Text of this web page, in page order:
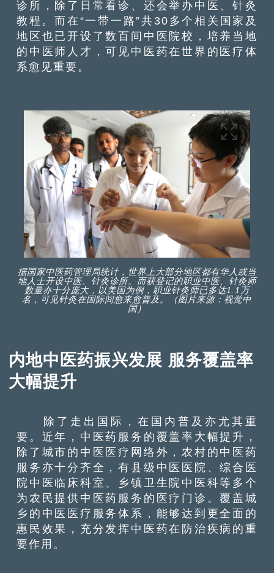
诊所，除了日常看诊、还会举办中医、针灸
教程。而在“一带一路”共30多个相关国家及
地区也已开设了数百间中医院校，培养当地
的中医师人才，可见中医药在世界的医疗体
系愈见重要。
据国家中医药管理局统计，世界上大部分地区都有华人或当
地人士开设中医、针灸诊所。而获登记的职业中医、针灸师
数量亦十分庞大，以美国为例，职业针灸师已多达1.1万
名，可见针灸在国际间愈来愈普及。（图片来源：视觉中
国）
内地中医药振兴发展 服务覆盖率
大幅提升
除了走出国际，在国内普及亦尤其重
要。近年，中医药服务的覆盖率大幅提升，
除了城市的中医医疗网络外，农村的中医药
服务亦十分齐全，有县级中医医院、综合医
院中医临床科室、乡镇卫生院中医科等多个
为农民提供中医药服务的医疗门诊。覆盖城
乡的中医医疗服务体系，能够达到更全面的
惠民效果，充分发挥中医药在防治疾病的重
要作用。